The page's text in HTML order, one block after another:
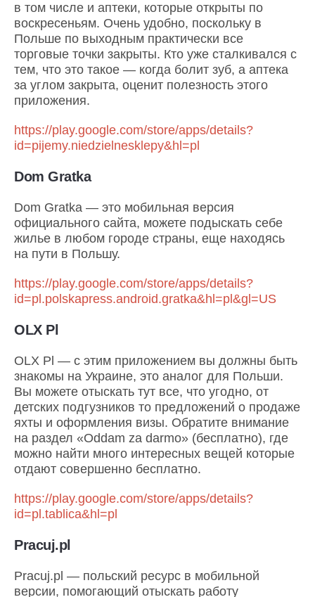
в том числе и аптеки, которые открыты по
воскресеньям. Очень удобно, поскольку в
Польше по выходным практически все
торговые точки закрыты. Кто уже сталкивался с
тем, что это такое — когда болит зуб, а аптека
за углом закрыта, оценит полезность этого
приложения.
https://play.google.com/store/apps/details?
id=pijemy.niedzielnesklepy&hl=pl
Dom Gratka
Dom Gratka — это мобильная версия
официального сайта, можете подыскать себе
жилье в любом городе страны, еще находясь
на пути в Польшу.
https://play.google.com/store/apps/details?
id=pl.polskapress.android.gratka&hl=pl&gl=US
OLX Pl
OLX Pl — с этим приложением вы должны быть
знакомы на Украине, это аналог для Польши.
Вы можете отыскать тут все, что угодно, от
детских подгузников то предложений о продаже
яхты и оформления визы. Обратите внимание
на раздел «Oddam za darmo» (бесплатно), где
можно найти много интересных вещей которые
отдают совершенно бесплатно.
https://play.google.com/store/apps/details?
id=pl.tablica&hl=pl
Pracuj.pl
Pracuj.pl — польский ресурс в мобильной
версии, помогающий отыскать работу